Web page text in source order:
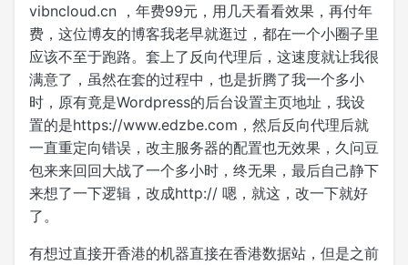
vibncloud.cn ，年费99元，用几天看看效果，再付年
费，这位博友的博客我老早就逛过，都在一个小圈子里
应该不至于跑路。套上了反向代理后，这速度就让我很
满意了，虽然在套的过程中，也是折腾了我一个多小
时，原有竟是Wordpress的后台设置主页地址，我设
置的是https://www.edzbe.com，然后反向代理后就
一直重定向错误，改主服务器的配置也无效果，久问豆
包来来回回大战了一个多小时，终无果，最后自己静下
来想了一下逻辑，改成http:// 嗯，就这，改一下就好
了。
有想过直接开香港的机器直接在香港数据站，但是之前